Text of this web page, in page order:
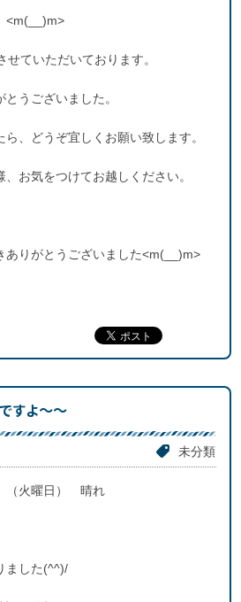
<m(__)m>
ていただいております。
うございました。
、どうぞ宜しくお願い致します。
お気をつけてお越しください。
ありがとうございました<m(__)m>
すよ～～
未分類
（火曜日） 晴れ
ました(^^)/